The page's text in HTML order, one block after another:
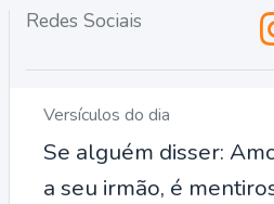
Redes Sociais
Versículos do dia
Se alguém disser:
a seu irmão, é